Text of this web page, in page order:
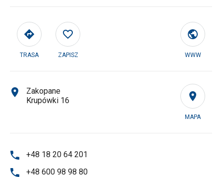
TRASA ZAPISZ WWW
MAPA
Zakopane
Krupówki 16
+48 18 20 64 201
+48 600 98 98 80